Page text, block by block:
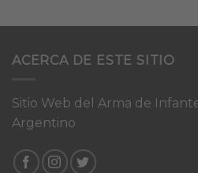
ACERCA DE ESTE SITIO
Sitio Web del Arma de
Argentino